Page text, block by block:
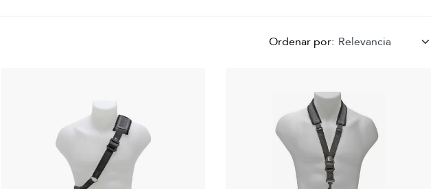
Ordenar por: Relevancia